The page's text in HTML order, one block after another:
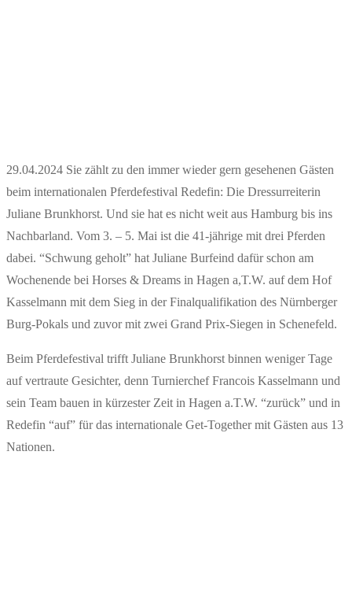
29.04.2024 Sie zählt zu den immer wieder gern gesehenen Gästen
beim internationalen Pferdefestival Redefin: Die Dressurreiterin
Juliane Brunkhorst. Und sie hat es nicht weit aus Hamburg bis ins
Nachbarland. Vom 3. – 5. Mai ist die 41-jährige mit drei Pferden
dabei. “Schwung geholt” hat Juliane Burfeind dafür schon am
Wochenende bei Horses & Dreams in Hagen a,T.W. auf dem Hof
Kasselmann mit dem Sieg in der Finalqualifikation des Nürnberger
Burg-Pokals und zuvor mit zwei Grand Prix-Siegen in Schenefeld.
Beim Pferdefestival trifft Juliane Brunkhorst binnen weniger Tage
auf vertraute Gesichter, denn Turnierchef Francois Kasselmann und
sein Team bauen in kürzester Zeit in Hagen a.T.W. “zurück” und in
Redefin “auf” für das internationale Get-Together mit Gästen aus 13
Nationen.